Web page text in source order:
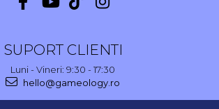
SUPORT CLIENTI
Luni - Vineri: 9:30 - 17:30
hello@gameology.ro